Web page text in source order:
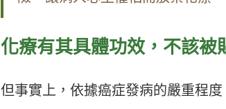
化療有其具體功效，不該被
但事實上，依據癌症發病的嚴重程度